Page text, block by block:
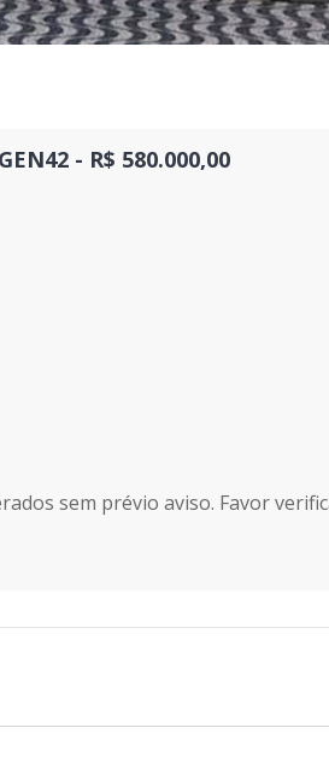
- R$ 580.000,00
sem prévio aviso. Favor